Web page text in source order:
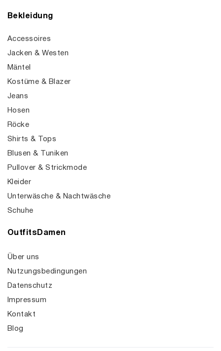
Bekleidung
Accessoires
Jacken & Westen
Mäntel
Kostüme & Blazer
Jeans
Hosen
Röcke
Shirts & Tops
Blusen & Tuniken
Pullover & Strickmode
Kleider
Unterwäsche & Nachtwäsche
Schuhe
OutfitsDamen
Über uns
Nutzungsbedingungen
Datenschutz
Impressum
Kontakt
Blog